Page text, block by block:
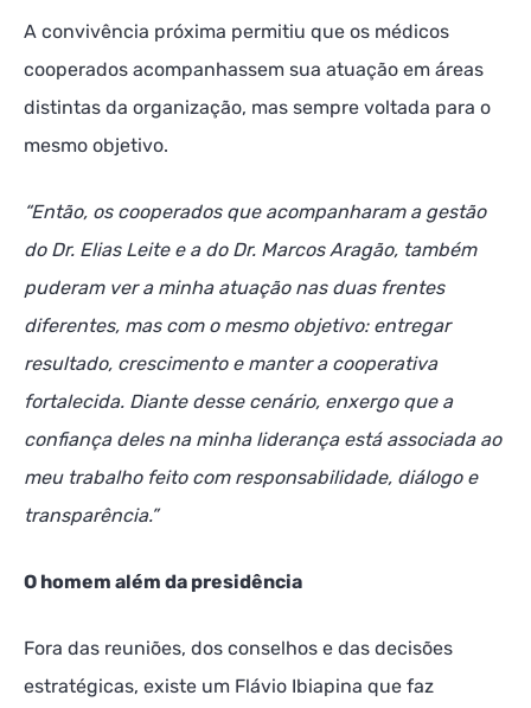
A convivência próxima permitiu que os médicos
cooperados acompanhassem sua atuação em áreas
distintas da organização, mas sempre voltada para o
mesmo objetivo.
“Então, os cooperados que acompanharam a gestão
do Dr. Elias Leite e a do Dr. Marcos Aragão, também
puderam ver a minha atuação nas duas frentes
diferentes, mas com o mesmo objetivo: entregar
resultado, crescimento e manter a cooperativa
fortalecida. Diante desse cenário, enxergo que a
confiança deles na minha liderança está associada ao
meu trabalho feito com responsabilidade, diálogo e
transparência.”
O homem além da presidência
Fora das reuniões, dos conselhos e das decisões
estratégicas, existe um Flávio Ibiapina que faz